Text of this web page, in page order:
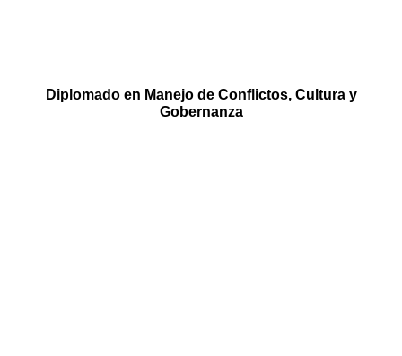
Diplomado en Manejo de Conflictos, Cultura y
Gobernanza